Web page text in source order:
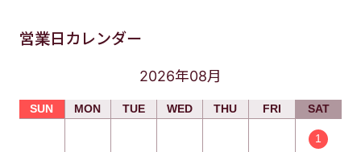
営業日カレンダー
2026年08月
SUN MON TUE WED THU FRI SAT
1